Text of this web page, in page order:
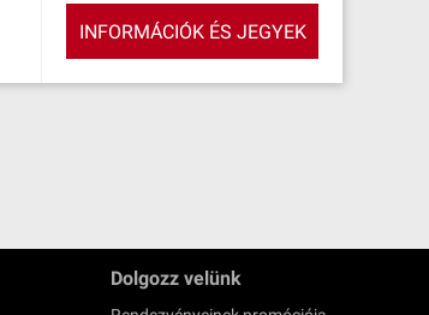
INFORMÁCIÓK ÉS JEGYEK
Dolgozz velünk